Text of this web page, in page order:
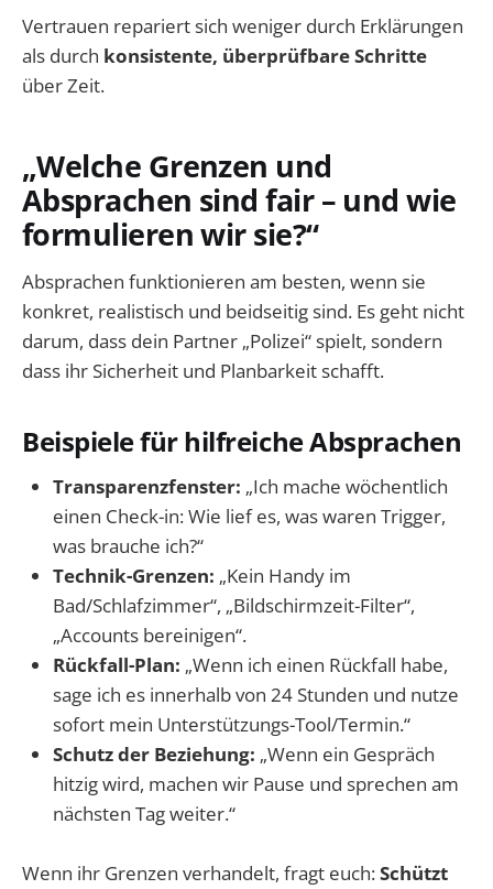
Vertrauen repariert sich weniger durch Erklärungen
als durch konsistente, überprüfbare Schritte
über Zeit.
„Welche Grenzen und
Absprachen sind fair – und wie
formulieren wir sie?“
Absprachen funktionieren am besten, wenn sie
konkret, realistisch und beidseitig sind. Es geht nicht
darum, dass dein Partner „Polizei“ spielt, sondern
dass ihr Sicherheit und Planbarkeit schafft.
Beispiele für hilfreiche Absprachen
Transparenzfenster: „Ich mache wöchentlich
einen Check-in: Wie lief es, was waren Trigger,
was brauche ich?“
Technik-Grenzen: „Kein Handy im
Bad/Schlafzimmer“, „Bildschirmzeit-Filter“,
„Accounts bereinigen“.
Rückfall-Plan: „Wenn ich einen Rückfall habe,
sage ich es innerhalb von 24 Stunden und nutze
sofort mein Unterstützungs-Tool/Termin.“
Schutz der Beziehung: „Wenn ein Gespräch
hitzig wird, machen wir Pause und sprechen am
nächsten Tag weiter.“
Wenn ihr Grenzen verhandelt, fragt euch:Schützt